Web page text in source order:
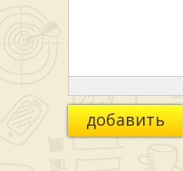
добавить